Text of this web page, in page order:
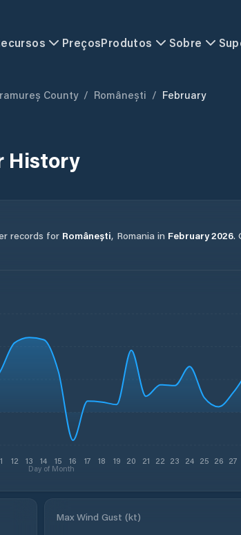
PreçosProdutos Sobre
County / Românești / February
History
records for Românești, Romania in February2026.
12 13 14 15 16 17 18 19 20 21 22 23 24 25 26 27
Day of Month
Max Wind Gust (kt)